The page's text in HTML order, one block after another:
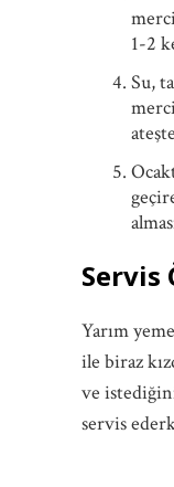
1-2
Su,
Servis
Yarım
ile biraz
ve
servis